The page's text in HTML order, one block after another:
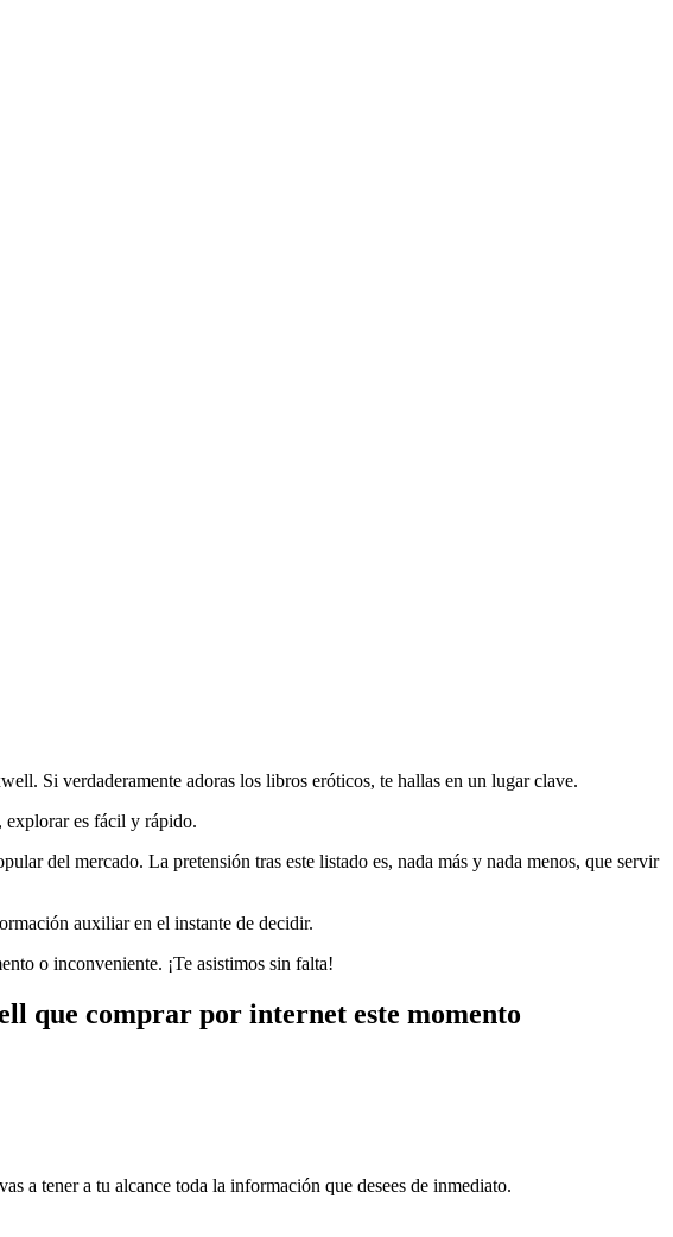
Si verdaderamente adoras los libros eróticos, te hallas en un lugar clave.
explorar es fácil y rápido.
del mercado. La pretensión tras este listado es, nada más y nada menos, que servir
auxiliar en el instante de decidir.
o inconveniente. ¡Te asistimos sin falta!
que comprar por internet este momento
a tener a tu alcance toda la información que desees de inmediato.